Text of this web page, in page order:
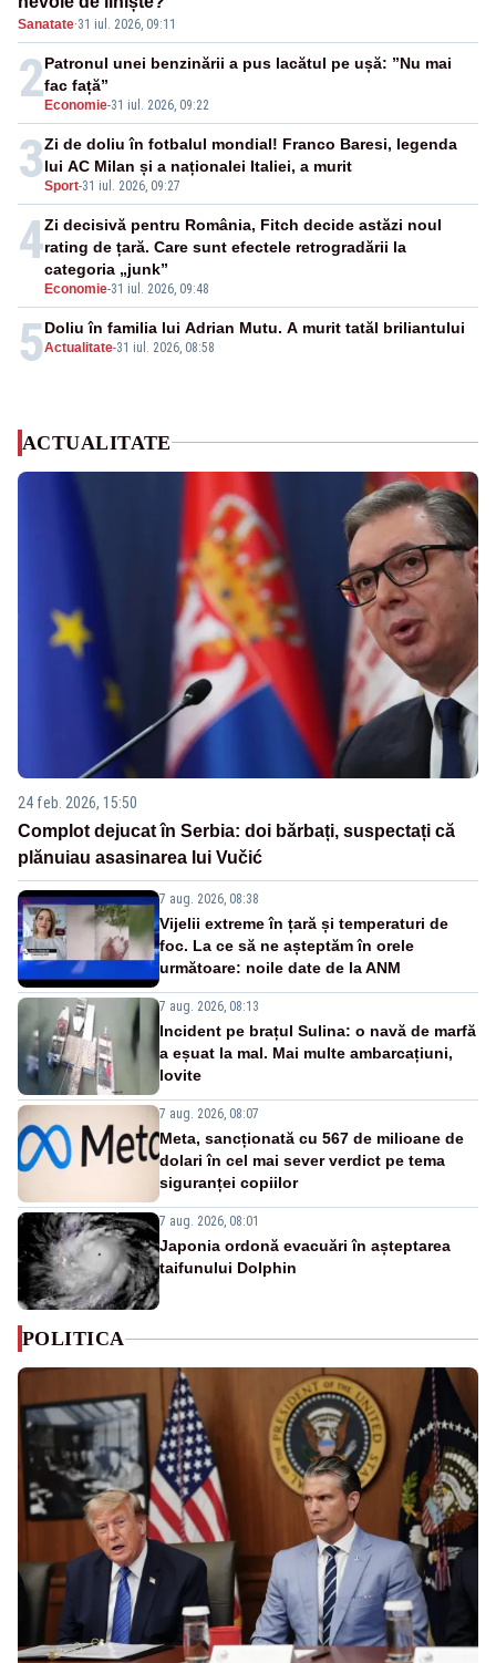
Sanatate·31 iul. 2026, 09:11
2Economie-31 iul. 2026, 09:22
Patronul unei benzinării a pus lacătul pe ușă: ”Nu mai
fac față”
3Sport-31 iul. 2026, 09:27
Zi de doliu în fotbalul mondial! Franco Baresi, legenda
lui AC Milan și a naționalei Italiei, a murit
4
Economie-31 iul. 2026, 09:48
Zi decisivă pentru România, Fitch decide astăzi noul
rating de țară. Care sunt efectele retrogradării la
categoria „junk”
5Actualitate-31 iul. 2026, 08:58
Doliu în familia lui Adrian Mutu. A murit tatăl briliantului
ACTUALITATE
24 feb. 2026, 15:50
Complot dejucat în Serbia: doi bărbați, suspectați că
plănuiau asasinarea lui Vučić
7 aug. 2026, 08:38
Vijelii extreme în țară și temperaturi de
foc. La ce să ne așteptăm în orele
următoare: noile date de la ANM
7 aug. 2026, 08:13
Incident pe brațul Sulina: o navă de marfă
a eșuat la mal. Mai multe ambarcațiuni,
lovite
7 aug. 2026, 08:07
Meta, sancționată cu 567 de milioane de
dolari în cel mai sever verdict pe tema
siguranței copiilor
7 aug. 2026, 08:01
Japonia ordonă evacuări în așteptarea
taifunului Dolphin
POLITICA